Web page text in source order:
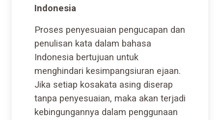
Indonesia
Proses penyesuaian pengucapan dan
penulisan kata dalam bahasa
Indonesia bertujuan untuk
menghindari kesimpangsiuran ejaan.
Jika setiap kosakata asing diserap
tanpa penyesuaian, maka akan terjadi
kebingungannya dalam penggunaan